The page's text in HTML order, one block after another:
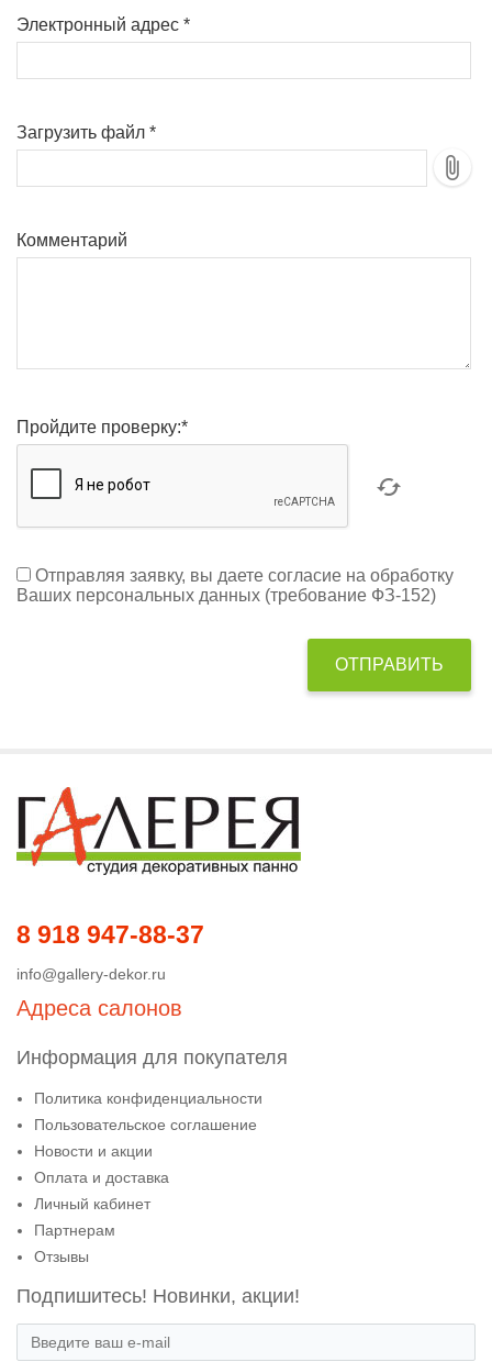
Электронный адрес *
Загрузить файл *
Комментарий
Пройдите проверку:*
Отправляя заявку, вы даете согласие на обработку
Ваших персональных данных (требование ФЗ-152)
8 918 947-88-37
info@gallery-dekor.ru
Адреса салонов
Информация для покупателя
Политика конфиденциальности
Пользовательское соглашение
Новости и акции
Оплата и доставка
Личный кабинет
Партнерам
Отзывы
Подпишитесь! Новинки, акции!